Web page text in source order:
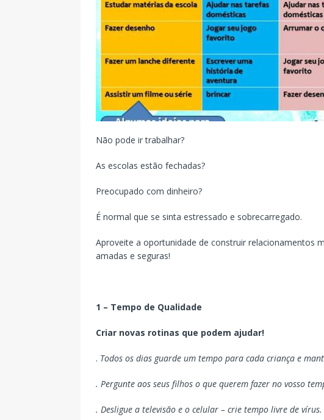
Não pode ir trabalhar?
As escolas estão fechadas?
Preocupado com dinheiro?
É normal que se sinta estressado e sobrecarregado.
Aproveite a oportunidade de construir relacionamentos
amadas e seguras!
1 – Tempo de Qualidade
Criar novas rotinas que podem ajudar!
. Todos os dias guarde um tempo para cada criança e
. Pergunte aos seus filhos o que querem fazer no vosso
. Desligue a televisão e o celular – crie tempo livre de vírus.